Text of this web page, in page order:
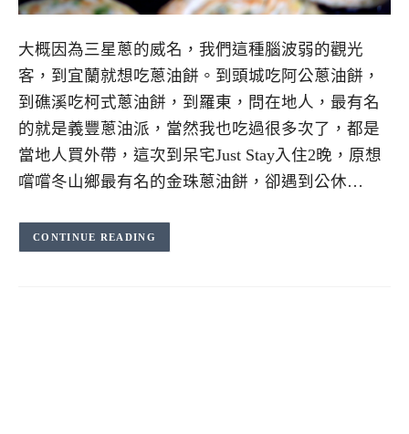
大概因為三星蔥的威名，我們這種腦波弱的觀光
客，到宜蘭就想吃蔥油餅。到頭城吃阿公蔥油餅，
到礁溪吃柯式蔥油餅，到羅東，問在地人，最有名
的就是義豐蔥油派，當然我也吃過很多次了，都是
當地人買外帶，這次到呆宅Just Stay入住2晚，原想
嚐嚐冬山鄉最有名的金珠蔥油餅，卻遇到公休…
CONTINUE READING